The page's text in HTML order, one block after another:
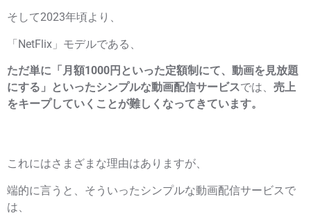
そして2023年頃より、
「NetFlix」モデルである、
ただ単に「月額1000円といった定額制にて、動画を見放題
にする」といったシンプルな動画配信サービスでは、 売上
をキープしていくことが難しくなってきています。
これにはさまざまな理由はありますが、
端的に言うと、そういったシンプルな動画配信サービスで
は、